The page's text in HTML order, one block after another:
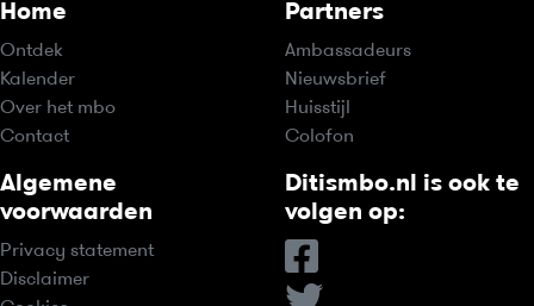
Home
Ontdek
Kalender
Over het mbo
Contact
Partners
Ambassadeurs
Nieuwsbrief
Huisstijl
Colofon
Algemene
voorwaarden
Privacy statement
Disclaimer
Ditismbo.nl is ook te
volgen op: